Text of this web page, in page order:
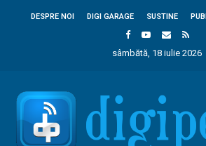
DESPRE NOI DIGI GARAGE SUSTINE
sâmbătă, 18 iulie 2026